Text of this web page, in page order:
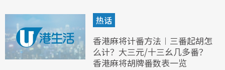
热话
香港麻将计番方法︱三番起胡怎
么计？大三元/十三幺几多番？
香港麻将胡牌番数表一览